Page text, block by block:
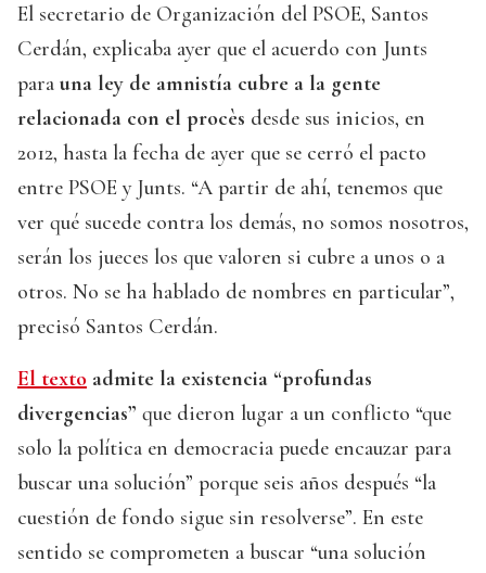
El secretario de Organización del PSOE, Santos
Cerdán, explicaba ayer que el acuerdo con Junts
para una ley de amnistía cubre a la gente
relacionada con el procès desde sus inicios, en
2012, hasta la fecha de ayer que se cerró el pacto
entre PSOE y Junts. “A partir de ahí, tenemos que
ver qué sucede contra los demás, no somos nosotros,
serán los jueces los que valoren si cubre a unos o a
otros. No se ha hablado de nombres en particular”,
precisó Santos Cerdán.
El texto admite la existencia “profundas
divergencias” que dieron lugar a un conflicto “que
solo la política en democracia puede encauzar para
buscar una solución” porque seis años después “la
cuestión de fondo sigue sin resolverse”. En este
sentido se comprometen a buscar “una solución